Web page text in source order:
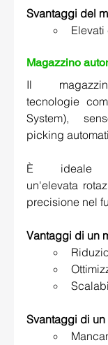
Svantaggi del
Elevati
Magazzino
Il
tecnologie
System),
picking
È ideale
un'elevata
precisione nel
Vantaggi di un
Svantaggi di